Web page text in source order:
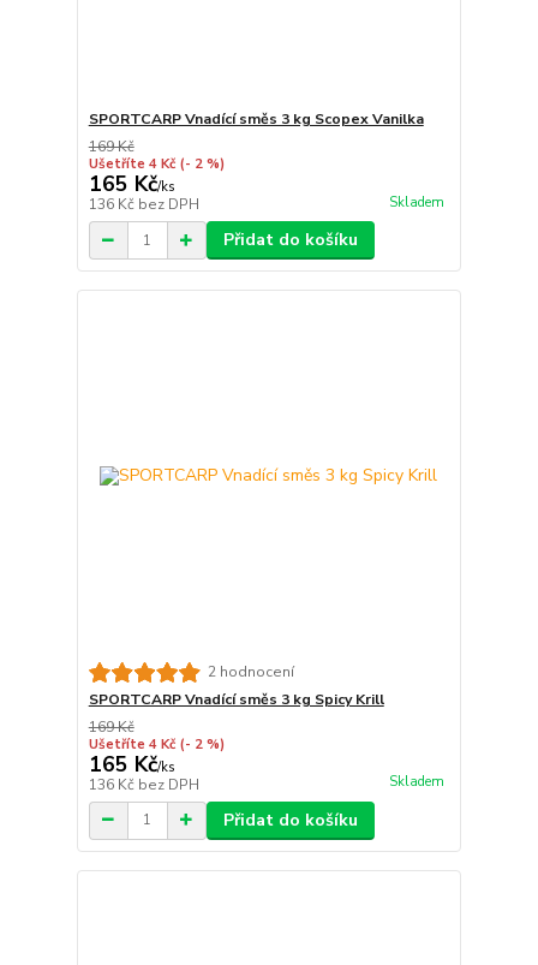
SPORTCARP Vnadící směs 3 kg Scopex Vanilka
169 Kč
Ušetříte 4 Kč (- 2 %)
165 Kč/ks
136 Kč bez DPH Skladem
Přidat do košíku
2 hodnocení
SPORTCARP Vnadící směs 3 kg Spicy Krill
169 Kč
Ušetříte 4 Kč (- 2 %)
165 Kč/ks
136 Kč bez DPH Skladem
Přidat do košíku